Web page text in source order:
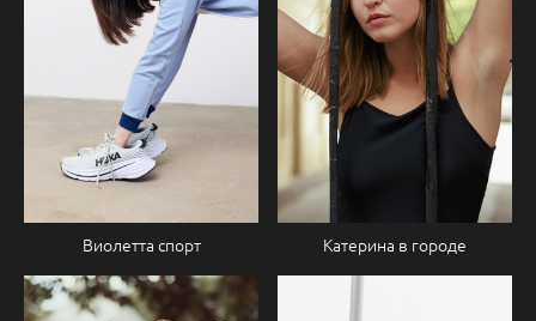
Виолетта спорт Катерина в городе